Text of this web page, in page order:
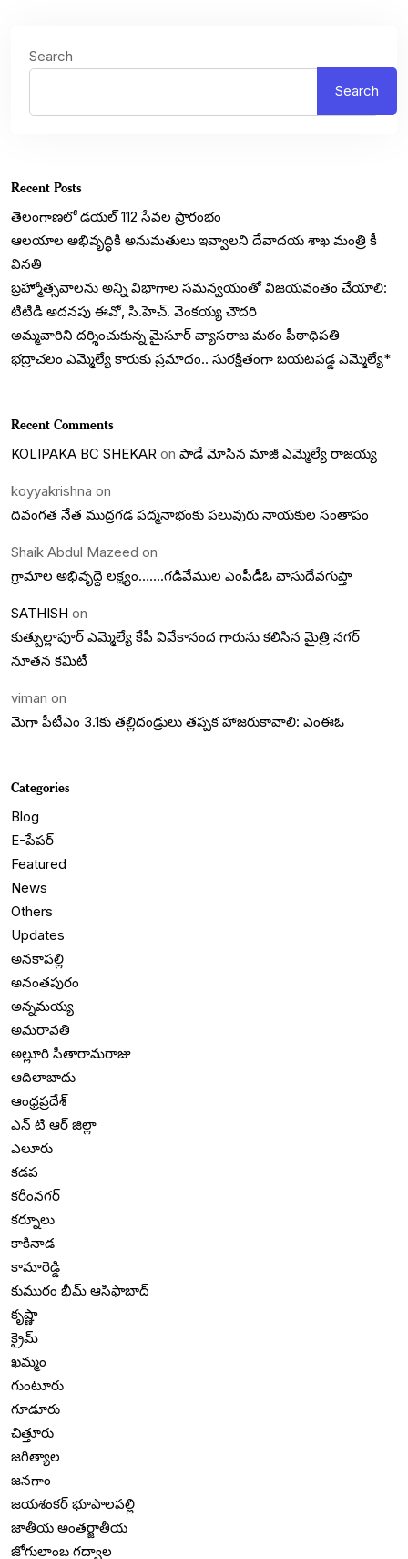
Search
Search
Recent Posts
తెలంగాణలో డయల్‌ 112 సేవల ప్రారంభం
ఆలయాల అభివృద్ధికి అనుమతులు ఇవ్వాలని దేవాదయ శాఖ మంత్రి కీ
వినతి
బ్రహ్మోత్సవాలను అన్ని విభాగాల సమన్వయంతో విజయవంతం చేయాలి:
టీటీడీ అదనపు ఈవో, సి.హెచ్. వెంకయ్య చౌదరి
అమ్మవారిని దర్శించుకున్న మైసూర్ వ్యాసరాజ మఠం పీఠాధిపతి
భద్రాచలం ఎమ్మెల్యే కారుకు ప్రమాదం.. సురక్షితంగా బయటపడ్డ ఎమ్మెల్యే*
Recent Comments
KOLIPAKA BC SHEKAR on పాడే మోసిన మాజీ ఎమ్మెల్యే రాజయ్య
koyyakrishna on
దివంగత నేత ముద్రగడ పద్మనాభంకు పలువురు నాయకుల సంతాపం
Shaik Abdul Mazeed on
గ్రామాల అభివృద్దె లక్ష్యం…….గడివేముల ఎంపీడీఓ వాసుదేవగుప్తా
SATHISH on
కుత్బుల్లాపూర్ ఎమ్మెల్యే కేపీ వివేకానంద గారును కలిసిన మైత్రి నగర్
నూతన కమిటీ
viman on
మెగా పీటీఎం 3.1కు తల్లిదండ్రులు తప్పక హాజరుకావాలి: ఎంఈఓ
Categories
Blog
E-పేపర్
Featured
News
Others
Updates
అనకాపల్లి
అనంతపురం
అన్నమయ్య
అమరావతి
అల్లూరి సీతారామరాజు
ఆదిలాబాదు
ఆంధ్రప్రదేశ్
ఎన్ టి ఆర్ జిల్లా
ఎలూరు
కడప
కరీంనగర్
కర్నూలు
కాకినాడ
కామారెడ్డి
కుమురం భీమ్ ఆసిఫాబాద్
కృష్ణా
క్రైమ్
ఖమ్మం
గుంటూరు
గూడూరు
చిత్తూరు
జగిత్యాల
జనగాం
జయశంకర్ భూపాలపల్లి
జాతీయ అంతర్జాతీయ
జోగులాంబ గద్వాల